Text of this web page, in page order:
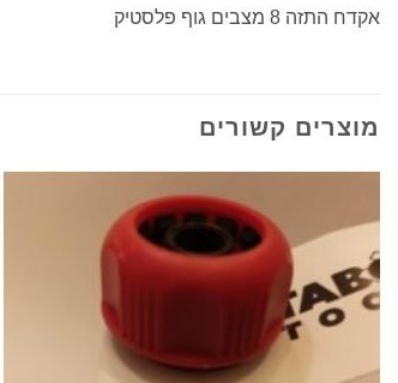
אקדח התזה 8 מצבים גוף פלסטיק
מוצרים קשורים